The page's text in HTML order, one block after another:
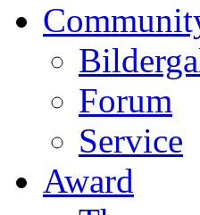
Forum
Service
Award